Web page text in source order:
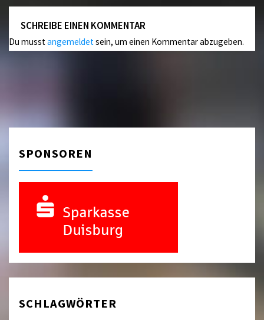
SCHREIBE EINEN KOMMENTAR
Du musstangemeldetsein, um einen Kommentar abzugeben.
SPONSOREN
SCHLAGWÖRTER